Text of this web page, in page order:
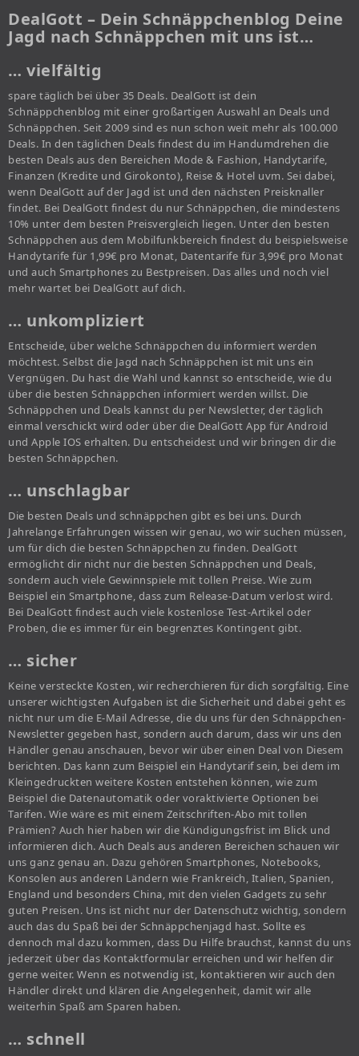
DealGott – Dein Schnäppchenblog Deine
Jagd nach Schnäppchen mit uns ist…
… vielfältig
spare täglich bei über 35 Deals. DealGott ist dein
Schnäppchenblog mit einer großartigen Auswahl an Deals und
Schnäppchen. Seit 2009 sind es nun schon weit mehr als 100.000
Deals. In den täglichen Deals findest du im Handumdrehen die
besten Deals aus den Bereichen Mode & Fashion, Handytarife,
Finanzen (Kredite und Girokonto), Reise & Hotel uvm. Sei dabei,
wenn DealGott auf der Jagd ist und den nächsten Preisknaller
findet. Bei DealGott findest du nur Schnäppchen, die mindestens
10% unter dem besten Preisvergleich liegen. Unter den besten
Schnäppchen aus dem Mobilfunkbereich findest du beispielsweise
Handytarife für 1,99€ pro Monat, Datentarife für 3,99€ pro Monat
und auch Smartphones zu Bestpreisen. Das alles und noch viel
mehr wartet bei DealGott auf dich.
… unkompliziert
Entscheide, über welche Schnäppchen du informiert werden
möchtest. Selbst die Jagd nach Schnäppchen ist mit uns ein
Vergnügen. Du hast die Wahl und kannst so entscheide, wie du
über die besten Schnäppchen informiert werden willst. Die
Schnäppchen und Deals kannst du per Newsletter, der täglich
einmal verschickt wird oder über die DealGott App für Android
und Apple IOS erhalten. Du entscheidest und wir bringen dir die
besten Schnäppchen.
… unschlagbar
Die besten Deals und schnäppchen gibt es bei uns. Durch
Jahrelange Erfahrungen wissen wir genau, wo wir suchen müssen,
um für dich die besten Schnäppchen zu finden. DealGott
ermöglicht dir nicht nur die besten Schnäppchen und Deals,
sondern auch viele Gewinnspiele mit tollen Preise. Wie zum
Beispiel ein Smartphone, dass zum Release-Datum verlost wird.
Bei DealGott findest auch viele kostenlose Test-Artikel oder
Proben, die es immer für ein begrenztes Kontingent gibt.
… sicher
Keine versteckte Kosten, wir recherchieren für dich sorgfältig. Eine
unserer wichtigsten Aufgaben ist die Sicherheit und dabei geht es
nicht nur um die E-Mail Adresse, die du uns für den Schnäppchen-
Newsletter gegeben hast, sondern auch darum, dass wir uns den
Händler genau anschauen, bevor wir über einen Deal von Diesem
berichten. Das kann zum Beispiel ein Handytarif sein, bei dem im
Kleingedruckten weitere Kosten entstehen können, wie zum
Beispiel die Datenautomatik oder voraktivierte Optionen bei
Tarifen. Wie wäre es mit einem Zeitschriften-Abo mit tollen
Prämien? Auch hier haben wir die Kündigungsfrist im Blick und
informieren dich. Auch Deals aus anderen Bereichen schauen wir
uns ganz genau an. Dazu gehören Smartphones, Notebooks,
Konsolen aus anderen Ländern wie Frankreich, Italien, Spanien,
England und besonders China, mit den vielen Gadgets zu sehr
guten Preisen. Uns ist nicht nur der Datenschutz wichtig, sondern
auch das du Spaß bei der Schnäppchenjagd hast. Sollte es
dennoch mal dazu kommen, dass Du Hilfe brauchst, kannst du uns
jederzeit über das Kontaktformular erreichen und wir helfen dir
gerne weiter. Wenn es notwendig ist, kontaktieren wir auch den
Händler direkt und klären die Angelegenheit, damit wir alle
weiterhin Spaß am Sparen haben.
… schnell